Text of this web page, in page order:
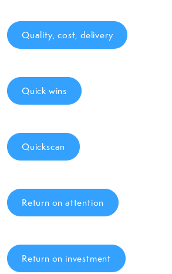
Quality, cost, delivery
Quick wins
Quickscan
Return on attention
Return on investment